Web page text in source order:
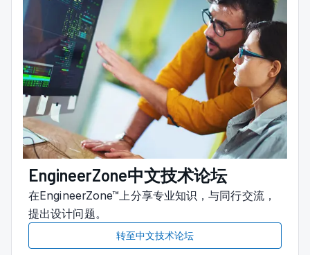
EngineerZone中文技术论坛
在EngineerZone™上分享专业知识，与同行交流，
提出设计问题。
转至中文技术论坛